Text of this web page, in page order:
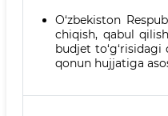
O‘zbekiston
chiqish, qabul
budjet
qonun hujjatiga